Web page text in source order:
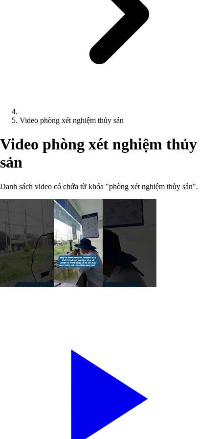
Video phòng xét nghiệm thủy sản
Video phòng xét nghiệm thủy
sản
Danh sách video có chứa từ khóa "phòng xét nghiệm thủy sản".